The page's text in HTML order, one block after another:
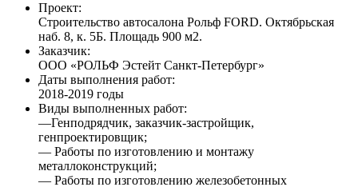
Проект:
Строительство автосалона Рольф FORD. Октябрьская
наб. 8, к. 5Б. Площадь 900 м2.
Заказчик:
ООО «РОЛЬФ Эстейт Санкт-Петербург»
Даты выполнения работ:
2018-2019 годы
Виды выполненных работ:
—Генподрядчик, заказчик-застройщик,
генпроектировщик;
— Работы по изготовлению и монтажу
металлоконструкций;
— Работы по изготовлению железобетонных